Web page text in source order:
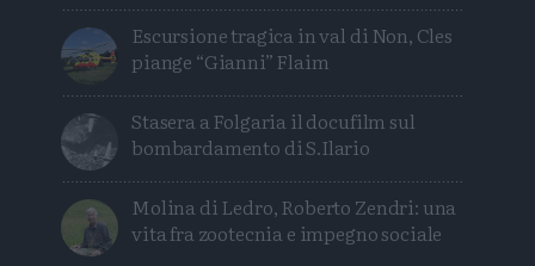
Escursione tragica in val di Non, Cles
piange “Gianni” Flaim
Stasera a Folgaria il docufilm sul
bombardamento di S.Ilario
Molina di Ledro, Roberto Zendri: una
vita fra zootecnia e impegno sociale